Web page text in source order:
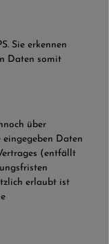
Sie erkennen
Daten somit
über
Daten
(entfällt
erlaubt ist